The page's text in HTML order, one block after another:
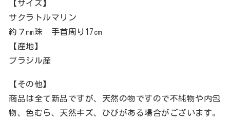
【サイズ】
サクラトルマリン
約７㎜珠 手首周り17㎝
【産地】
ブラジル産
【その他】
商品は全て新品ですが、天然の物ですので不純物や内包
物、色むら、天然キズ、ひびがある場合がございます。